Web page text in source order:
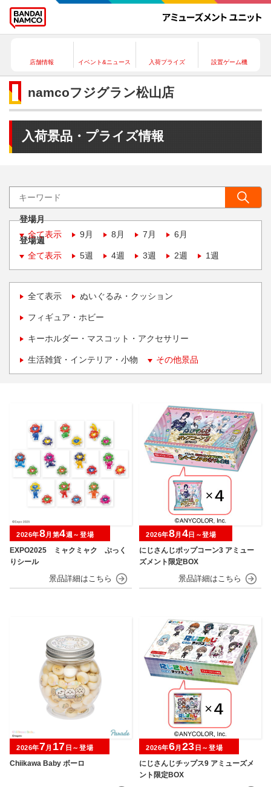
店舗情報 イベント&ニュース 入荷プライズ 設置ゲーム機
namcoフジグラン松山店
入荷景品・プライズ情報
登場月
全て表示
9月 8月 7月 6月
登場週
全て表示
5週 4週 3週 2週 1週
全て表示 ぬいぐるみ・クッション
フィギュア・ホビー
キーホルダー・マスコット・アクセサリー
生活雑貨・インテリア・小物 その他景品
EXPO2025 ミャクミャク ぷっく
りシール
2026年8月第4週～登場
にじさんじポップコーン3 アミュー
ズメント限定BOX
2026年8月 4日～登場
Chiikawa Baby ボーロ
2026年7月 17 日～登場
にじさんじチップス9 アミューズメ
ント限定BOX
2026年6月 23 日～登場